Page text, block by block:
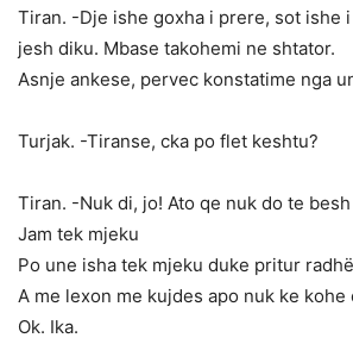
Tiran. -Dje ishe goxha i prere, sot ishe
jesh diku. Mbase takohemi ne shtator.
Asnje ankese, pervec konstatime nga
Turjak. -Tiranse, cka po flet keshtu?
Tiran. -Nuk di, jo! Ato qe nuk do te
Jam tek mjeku
Po une isha tek mjeku duke pritur
A me lexon me kujdes apo nuk ke kohe
Ok. Ika.